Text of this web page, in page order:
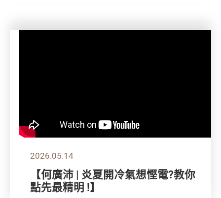
2026.05.14
【何廣沛 | 炎夏開冷氣想慳電?教你
點先最精明 !】